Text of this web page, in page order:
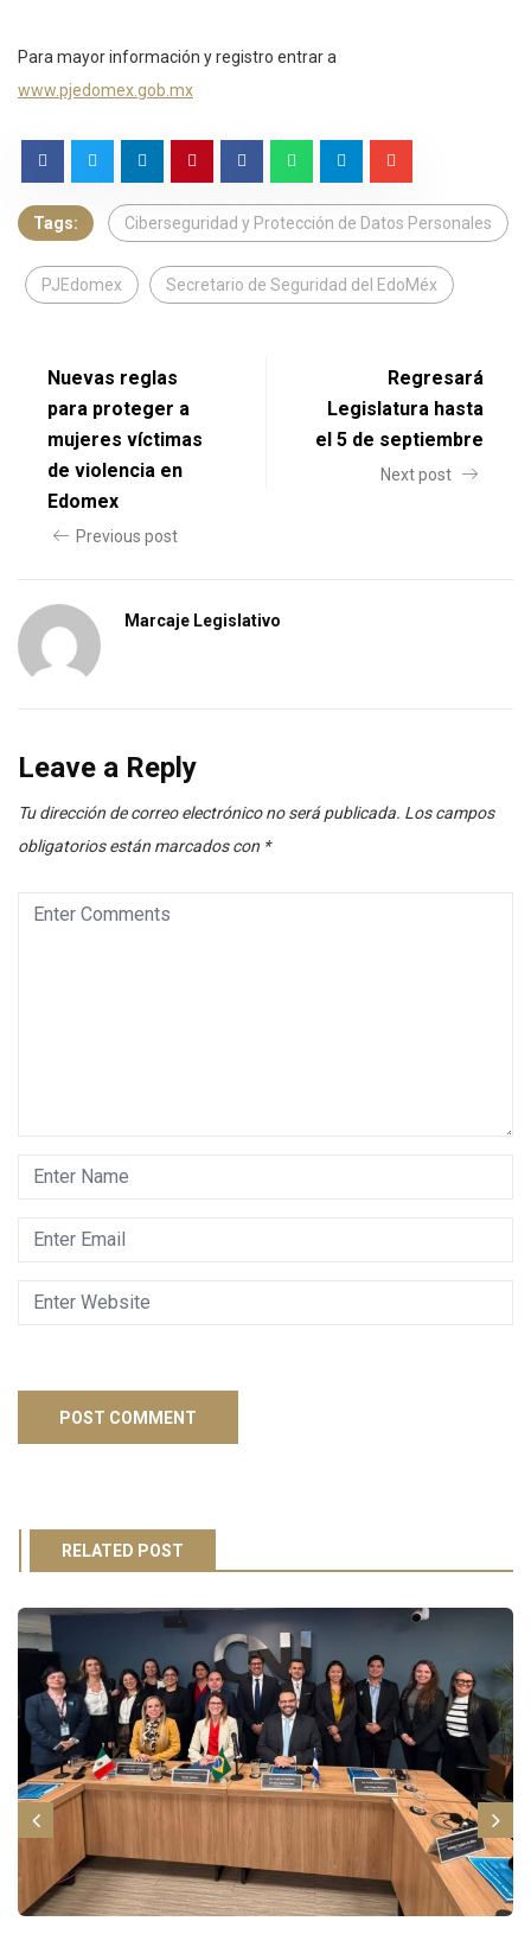
Para mayor información y registro entrar a
www.pjedomex.gob.mx
Tags: Ciberseguridad y Protección de Datos Personales
PJEdomex Secretario de Seguridad del EdoMéx
Nuevas reglas
para proteger a
mujeres víctimas
de violencia en
Edomex
Previous post
Regresará
Legislatura hasta
el 5 de septiembre
Next post
Marcaje Legislativo
Leave a Reply
Tu dirección de correo electrónico no será publicada. Los campos
obligatorios están marcados con *
RELATED POST